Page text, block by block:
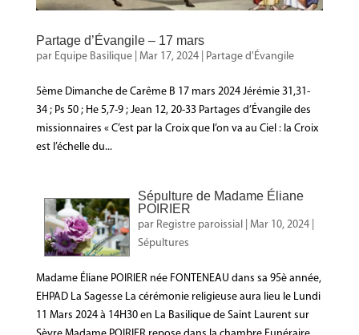
Partage d’Évangile – 17 mars
par Equipe Basilique| Mar 17, 2024| Partage d'Évangile
5ème Dimanche de Carême B 17 mars 2024 Jérémie 31,31-
34 ; Ps 50 ; He 5,7-9 ; Jean 12, 20-33 Partages d’Évangile des
missionnaires « C’est par la Croix que l’on va au Ciel : la Croix
est l’échelle du...
Sépulture de Madame Éliane
POIRIER
par Registre paroissial |Mar 10, 2024
Sépultures
Madame Éliane POIRIER née FONTENEAU dans sa 95è année,
EHPAD La Sagesse La cérémonie religieuse aura lieu le Lundi
11 Mars 2024 à 14H30 en La Basilique de Saint Laurent sur